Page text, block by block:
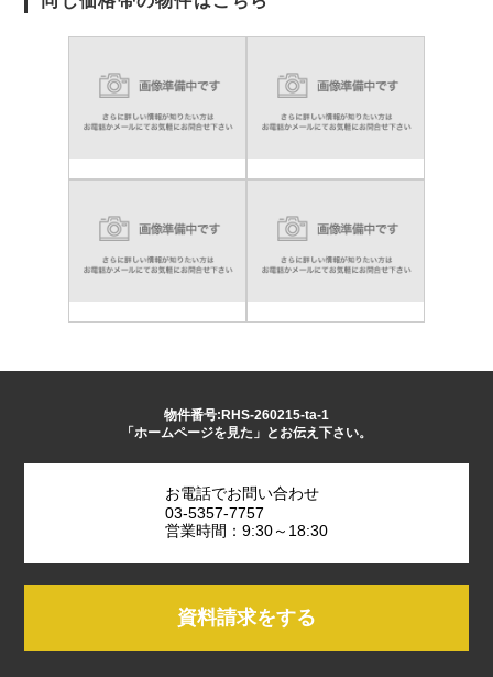
物件番号:RHS-260215-ta-1
「ホームページを見た」とお伝え下さい。
お電話でお問い合わせ
03-5357-7757
営業時間：9:30～18:30
資料請求をする